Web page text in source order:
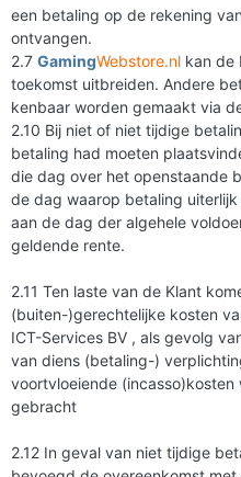
een betaling op de rekening
ontvangen.
2.7 GamingWebstore.nl kan de
toekomst uitbreiden. Andere
kenbaar worden gemaakt via
2.10 Bij niet of niet tijdige
betaling had moeten
die dag over het openstaande
de dag waarop betaling
aan de dag der algehele
geldende rente.
2.11 Ten laste van de Klant
(buiten-)gerechtelijke kosten
ICT-Services BV , als gevolg
van diens (betaling-)
voortvloeiende
gebracht
2.12 In geval van niet tijdige